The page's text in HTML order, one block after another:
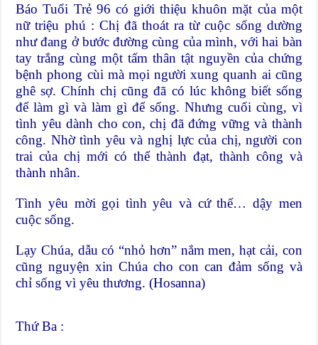
Báo Tuổi Trẻ 96 có giới thiệu khuôn mặt của một
nữ triệu phú : Chị đã thoát ra từ cuộc sống dường
như đang ở bước đường cùng của mình, với hai bàn
tay trắng cùng một tấm thân tật nguyền của chứng
bệnh phong cùi mà mọi người xung quanh ai cũng
ghê sợ. Chính chị cũng đã có lúc không biết sống
để làm gì và làm gì để sống. Nhưng cuối cùng, vì
tình yêu dành cho con, chị đã đứng vững và thành
công. Nhờ tình yêu và nghị lực của chị, người con
trai của chị mới có thể thành đạt, thành công và
thành nhân.
Tình yêu mời gọi tình yêu và cứ thế… dậy men
cuộc sống.
Lạy Chúa, dẫu có “nhỏ hơn” nắm men, hạt cải, con
cũng nguyện xin Chúa cho con can đảm sống và
chỉ sống vì yêu thương. (Hosanna)
Thứ Ba :